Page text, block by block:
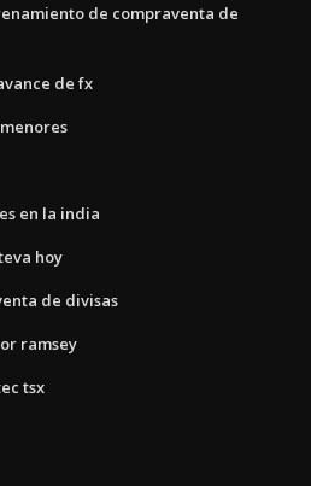
de compraventa de
de fx
en la india
hoy
de divisas
ramsey
tsx